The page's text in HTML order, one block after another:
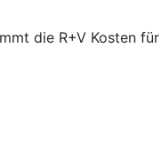
die R+V Kosten für